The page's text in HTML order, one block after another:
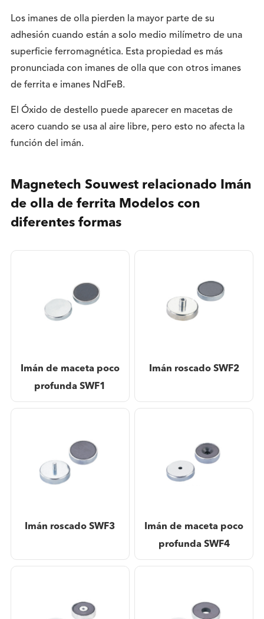
Los imanes de olla pierden la mayor parte de su
adhesión cuando están a solo medio milímetro de una
superficie ferromagnética. Esta propiedad es más
pronunciada con imanes de olla que con otros imanes
de ferrita e imanes NdFeB.
El Óxido de destello puede aparecer en macetas de
acero cuando se usa al aire libre, pero esto no afecta la
función del imán.
Magnetech Souwest relacionado Imán
de olla de ferrita Modelos con
diferentes formas
Imán de maceta poco
profunda SWF1
Imán roscado SWF2
Imán roscado SWF3
Imán de maceta poco
profunda SWF4